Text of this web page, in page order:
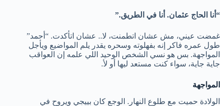
“أنا الحاج عثمان. أنا في الطريق.”
غمضت عيني، مش عشان اتطمنت، لا.. عشان اتأكدت. “أحمد”
طول عمره فاكر إنه بفهلوته وسحره يقدر يلم المواضيع ويأجل
المواجهة. بس هو نسي الشخص الوحيد اللي علمه إن العواقب
جاية جاية، سواء كنت مستعد ليها أو لأ.
المواجهة
الولادة حميت مع طلوع النهار. الوجع كان بييجي ويروح في